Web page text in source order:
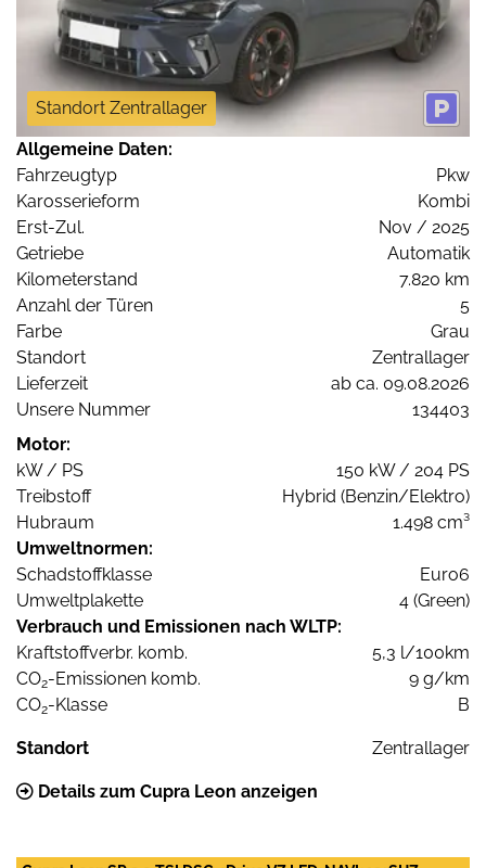
Standort Zentrallager
Allgemeine Daten:
Fahrzeugtyp
Pkw
Karosserieform
Kombi
Erst-Zul.
Nov / 2025
Getriebe
Automatik
Kilometerstand
7.820 km
Anzahl der Türen
5
Farbe
Grau
Standort
Zentrallager
Lieferzeit
ab ca. 09.08.2026
Unsere Nummer
134403
Motor:
kW / PS
150 kW / 204 PS
Treibstoff
Hybrid (Benzin/Elektro)
Hubraum
1.498 cm³
Umweltnormen:
Schadstoffklasse
Euro6
Umweltplakette
4 (Green)
Verbrauch und Emissionen nach WLTP:
Kraftstoffverbr. komb.
5,3 l/100km
CO2-Emissionen komb.
9 g/km
CO2-Klasse B
Standort Zentrallager
Details zum Cupra Leon anzeigen